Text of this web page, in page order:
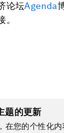
论坛Agenda
题的更新
在您的个性化